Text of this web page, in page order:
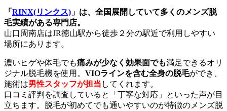
「 RINX(リンクス) 」は、全国展開していて多くのメンズ脱
毛実績がある専門店。
山口周南店はJR徳山駅から徒歩２分の駅近で利用しやすい
場所にあります。
濃いヒゲや体毛でも痛みが少なく効果面でも満足できるオリ
ジナル脱毛機を使用。 VIOラインを含む全身の脱毛ができ、
施術は男性スタッフが担当 してくれます。
口コミ評判を調査していると「丁寧な対応」といった声が目
立ちます。脱毛が初めてでも通いやすいのが特徴のメンズ脱